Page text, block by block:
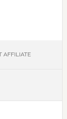
AFFILIATE